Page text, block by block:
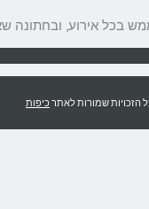
בכל אירוע, ובחתונה
הזכויות שמורות לאתרכיפות